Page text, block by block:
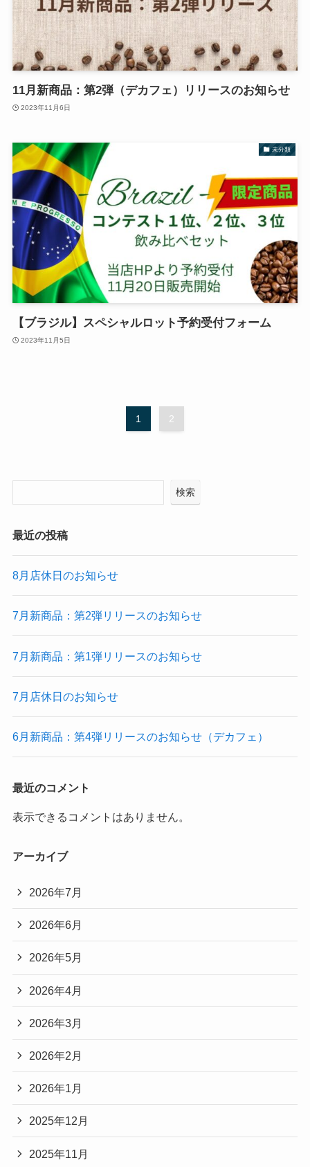
11月新商品：第2弾（デカフェ）リリースのお知らせ
2023年11月6日
未分類
【ブラジル】スペシャルロット予約受付フォーム
2023年11月5日
1 2
検索
最近の投稿
8月店休日のお知らせ
7月新商品：第2弾リリースのお知らせ
7月新商品：第1弾リリースのお知らせ
7月店休日のお知らせ
6月新商品：第4弾リリースのお知らせ（デカフェ）
最近のコメント
表示できるコメントはありません。
アーカイブ
2026年7月
2026年6月
2026年5月
2026年4月
2026年3月
2026年2月
2026年1月
2025年12月
2025年11月